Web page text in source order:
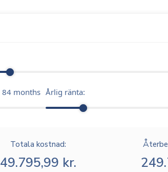
84 months Årlig ränta:
Totala kostnad:
49.795,99 kr.